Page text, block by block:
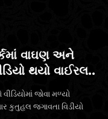
વાઘણ અને
થયો વાઈરલ..
જોવા મળ્યો
કુતુહલ જગાવતા વિડીયો